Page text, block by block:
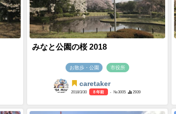
みなと公園の桜 2018
お散歩・公園 市役所
caretaker
2018/3/30 8 年前 - №3005 2939